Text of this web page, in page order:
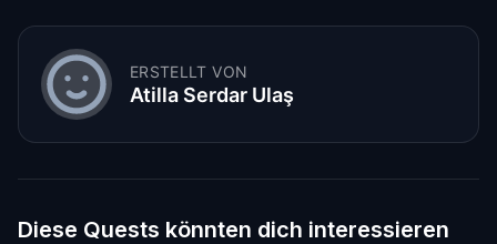
ERSTELLT VON
Atilla Serdar Ulaş
Diese Quests könnten dich interessieren